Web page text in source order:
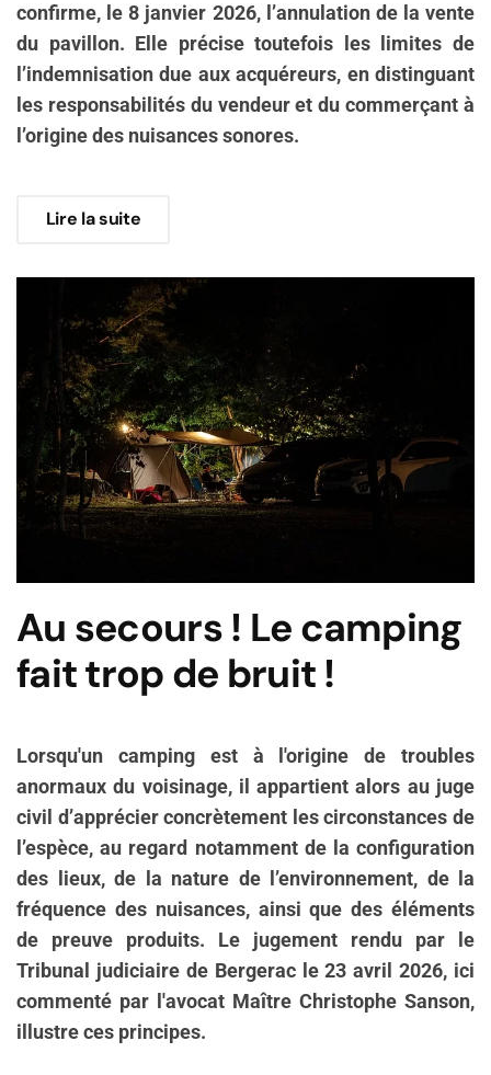
confirme, le 8 janvier 2026, l’annulation de la vente
du pavillon. Elle précise toutefois les limites de
l’indemnisation due aux acquéreurs, en distinguant
les responsabilités du vendeur et du commerçant à
l’origine des nuisances sonores.
Lire la suite
Au secours ! Le camping
fait trop de bruit !
Lorsqu'un camping est à l'origine de troubles
anormaux du voisinage, il appartient alors au juge
civil d’apprécier concrètement les circonstances de
l’espèce, au regard notamment de la configuration
des lieux, de la nature de l’environnement, de la
fréquence des nuisances, ainsi que des éléments
de preuve produits. Le jugement rendu par le
Tribunal judiciaire de Bergerac le 23 avril 2026, ici
commenté par l'avocat Maître Christophe Sanson,
illustre ces principes.